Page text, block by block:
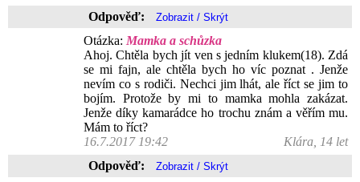
Odpověď:
Otázka: Mamka a schůzka
Ahoj. Chtěla bych jít ven s jedním klukem(18). Zdá
se mi fajn, ale chtěla bych ho víc poznat . Jenže
nevím co s rodiči. Nechci jim lhát, ale říct se jim to
bojím. Protože by mi to mamka mohla zakázat.
Jenže díky kamarádce ho trochu znám a věřím mu.
Mám to říct?
16.7.2017 19:42
Klára, 14 let
Odpověď: